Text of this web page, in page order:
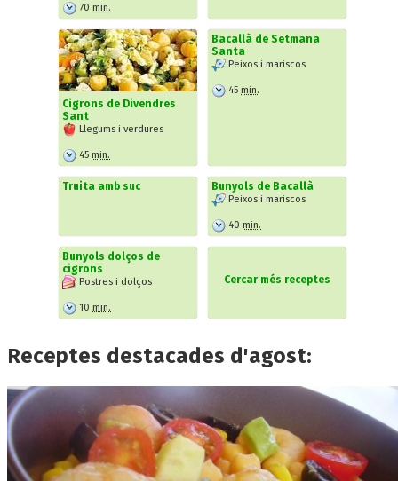
70 min.
Cigrons de Divendres
Sant
Llegums i verdures
45 min.
Bacallà de Setmana
Santa
Peixos i mariscos
45 min.
Truita amb suc Bunyols de Bacallà
Peixos i mariscos
40 min.
Bunyols dolços de
cigrons
Postres i dolços
10 min.
Cercar més receptes
Receptes destacades d'agost: